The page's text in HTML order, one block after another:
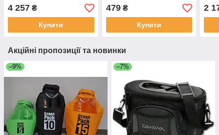
4 257 ₴
Купити
479₴
Купити
2
Акційні пропозиції та новинки
–9% –7%